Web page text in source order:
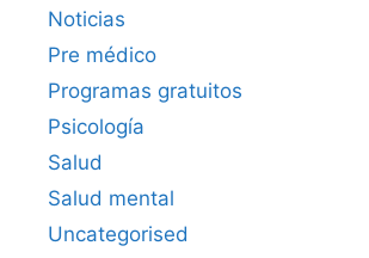
Noticias
Pre médico
Programas gratuitos
Psicología
Salud
Salud mental
Uncategorised